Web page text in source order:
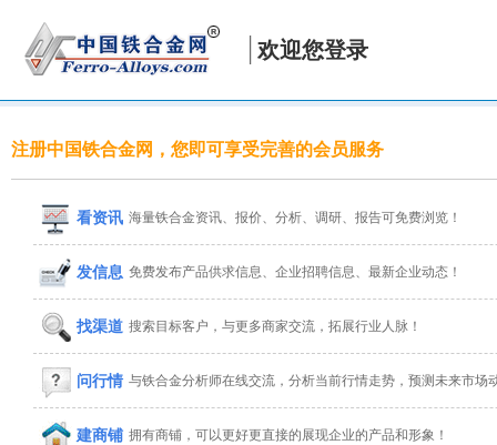
欢迎您登录
注册中国铁合金网，您即可享受完善的会员服务
看资讯 海量铁合金资讯、报价、分析、调研、报告可免费浏览！
发信息 免费发布产品供求信息、企业招聘信息、最新企业动态！
找渠道 搜索目标客户，与更多商家交流，拓展行业人脉！
问行情 与铁合金分析师在线交流，分析当前行情走势，预测未来市场
建商铺 拥有商铺，可以更好更直接的展现企业的产品和形象！